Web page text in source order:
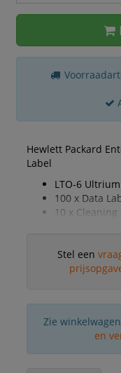
Hewlett Packard
Label
LTO-6
100 x Data
10 x Cleaning
Stel een
Zie
en